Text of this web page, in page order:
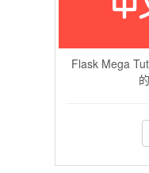
Flask Mega